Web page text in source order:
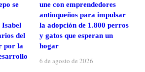
se
del
por la
une con emprendedores
antioqueños para impulsar
la adopción de 1.800 perros
y gatos que esperan un
hogar
6 de agosto de 2026